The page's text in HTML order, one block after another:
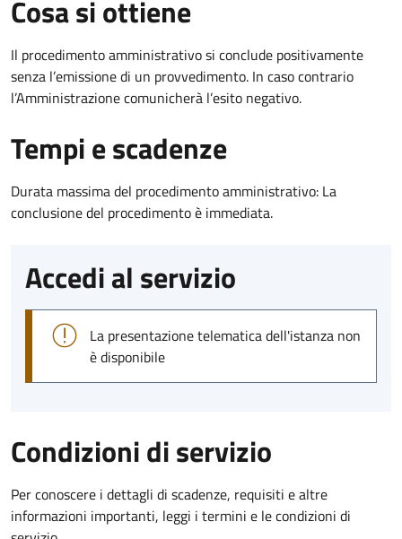
Cosa si ottiene
Il procedimento amministrativo si conclude positivamente
senza l’emissione di un provvedimento. In caso contrario
l’Amministrazione comunicherà l’esito negativo.
Tempi e scadenze
Durata massima del procedimento amministrativo: La
conclusione del procedimento è immediata.
Accedi al servizio
La presentazione telematica dell'istanza non
è disponibile
Condizioni di servizio
Per conoscere i dettagli di scadenze, requisiti e altre
informazioni importanti, leggi i termini e le condizioni di